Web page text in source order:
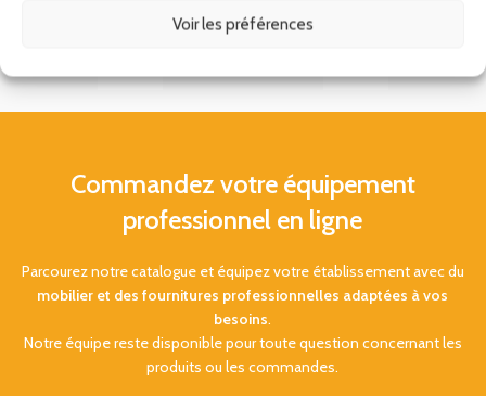
Voir les préférences
Commandez votre équipement
professionnel en ligne
Parcourez notre catalogue et équipez votre établissement avec du
mobilier et des fournitures professionnelles adaptées à vos
besoins.
Notre équipe reste disponible pour toute question concernant les
produits ou les commandes.